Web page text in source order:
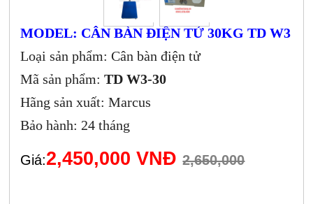
MODEL: CÂN BÀN ĐIỆN TỬ 30KG TD W3
Loại sản phẩm: Cân bàn điện tử
Mã sản phẩm:TD W3-30
Hãng sản xuất: Marcus
Bảo hành: 24 tháng
Giá:2,450,000 VNĐ2,650,000